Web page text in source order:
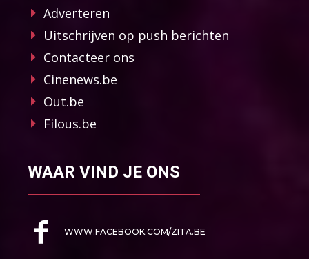
Adverteren
Uitschrijven op push berichten
Contacteer ons
Cinenews.be
Out.be
Filous.be
WAAR VIND JE ONS
WWW.FACEBOOK.COM/ZITA.BE